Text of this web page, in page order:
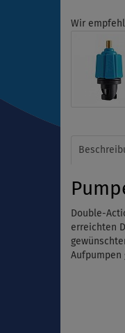
Wir
Double-
erreichten
Aufpumpen